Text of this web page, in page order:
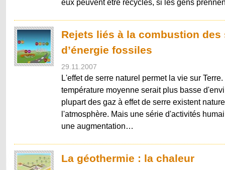
eux peuvent être recyclés, si les gens
Rejets liés à la combustion des
d’énergie fossiles
29.11.2007
L'effet de serre naturel permet la vie sur
température moyenne serait plus basse
plupart des gaz à effet de serre existent
l'atmosphère. Mais une série d'activités
une augmentation…
La géothermie : la chaleur